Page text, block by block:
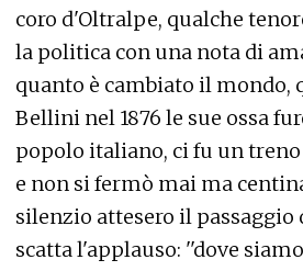
coro d'Oltralpe, qualche
la politica con una nota di
quanto è cambiato il mondo,
Bellini nel 1876 le sue ossa
popolo italiano, ci fu un
e non si fermò mai ma
silenzio attesero il passaggio
scatta l'applauso: ''dove